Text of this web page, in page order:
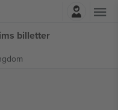
billetter